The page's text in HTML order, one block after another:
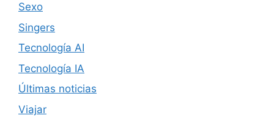
Sexo
Singers
Tecnología AI
Tecnología IA
Últimas noticias
Viajar